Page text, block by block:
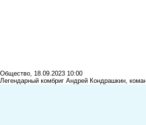
Общество, 18.09.2023 10:00
Легендарный комбриг Андрей Кондрашкин,